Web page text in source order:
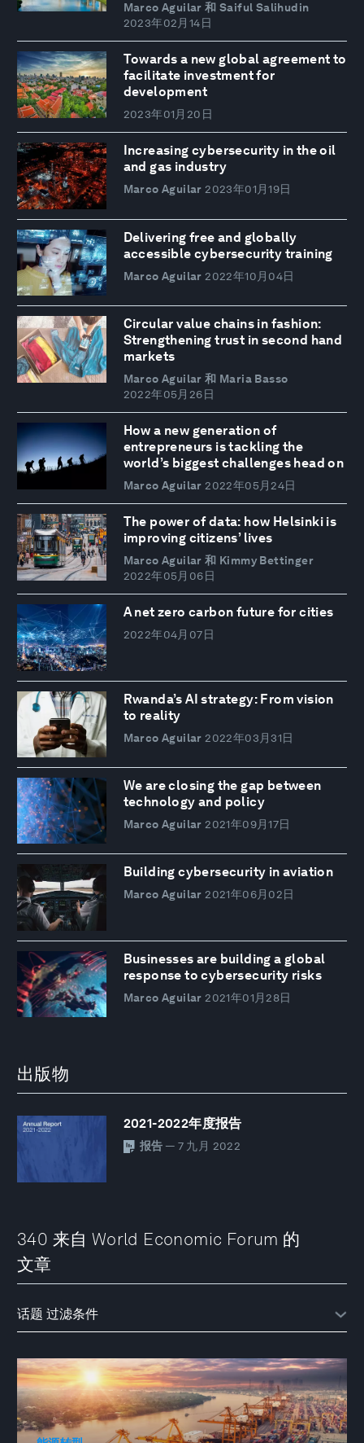
Marco Aguilar 和 Saiful Salihudin
2023年02月14日
Towards a new global agreement to
facilitate investment for
development
2023年01月20日
Increasing cybersecurity in the oil
and gas industry
Marco Aguilar 2023年01月19日
Delivering free and globally
accessible cybersecurity training
Marco Aguilar 2022年10月04日
Circular value chains in fashion:
Strengthening trust in second hand
markets
Marco Aguilar 和 Maria Basso
2022年05月26日
How a new generation of
entrepreneurs is tackling the
world’s biggest challenges head on
Marco Aguilar 2022年05月24日
The power of data: how Helsinki is
improving citizens’ lives
Marco Aguilar 和 Kimmy Bettinger
2022年05月06日
A net zero carbon future for cities
2022年04月07日
Rwanda’s AI strategy: From vision
to reality
Marco Aguilar 2022年03月31日
We are closing the gap between
technology and policy
Marco Aguilar 2021年09月17日
Building cybersecurity in aviation
Marco Aguilar 2021年06月02日
Businesses are building a global
response to cybersecurity risks
Marco Aguilar 2021年01月28日
出版物
2021-2022年度报告
报告 — 7 九月 2022
340 来自 World Economic Forum 的
文章